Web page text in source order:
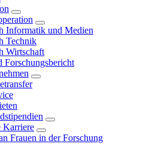
Informatik und Medien
Technik
Wirtschaft
Forschungsbericht
Karriere
Frauen in der Forschung